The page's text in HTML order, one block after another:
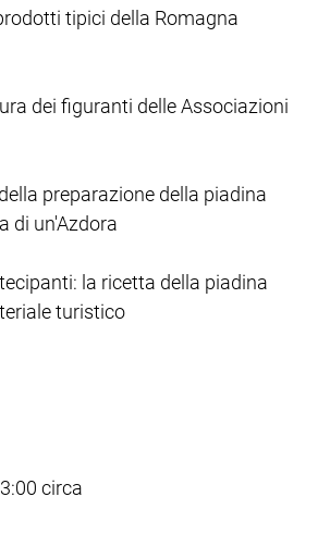
tipici della Romagna
dei figuranti delle Associazioni
preparazione della piadina
di un'Azdora
la ricetta della piadina
turistico
circa